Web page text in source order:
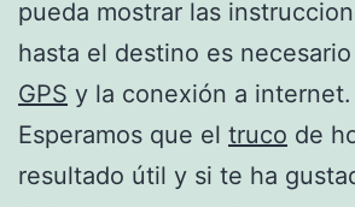
pueda mostrar las
hasta el destino es
GPS y la conexión a internet.
Esperamos que el truco de
resultado útil y si te ha